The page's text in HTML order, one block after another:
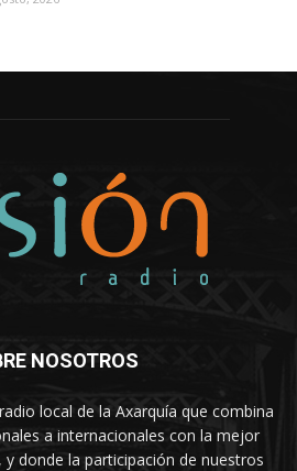
NOSOTROS
local de la Axarquía que combina
a internacionales con la mejor
donde la participación de nuestros